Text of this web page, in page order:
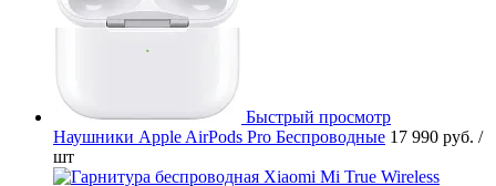
Быстрый просмотр
Наушники Apple AirPods Pro Беспроводные 17 990 руб. /
шт